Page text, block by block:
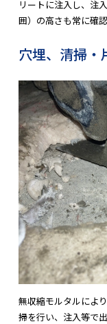
リートに注入し、注
囲）の高さも常に確
穴埋、清掃・
無収縮モルタルによ
掃を行い、注入等で